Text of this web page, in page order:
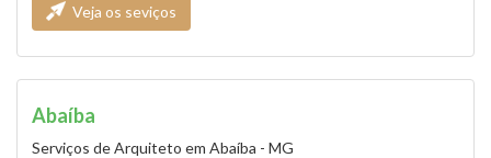
Veja os seviços
Abaíba
Serviços de Arquiteto em Abaíba - MG